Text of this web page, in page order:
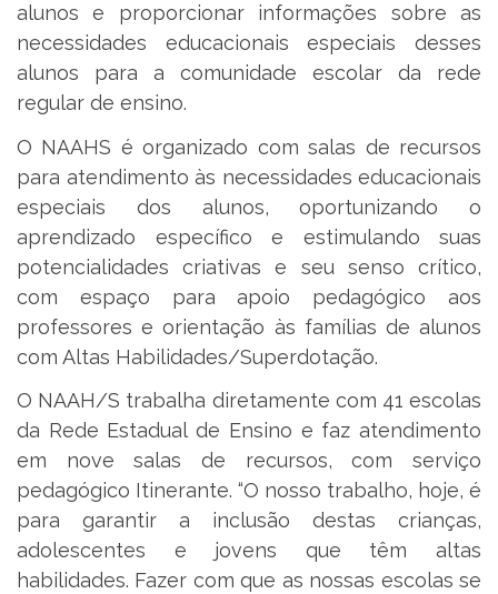
alunos e proporcionar informações sobre as
necessidades educacionais especiais desses
alunos para a comunidade escolar da rede
regular de ensino.
O NAAHS é organizado com salas de recursos
para atendimento às necessidades educacionais
especiais dos alunos, oportunizando o
aprendizado específico e estimulando suas
potencialidades criativas e seu senso crítico,
com espaço para apoio pedagógico aos
professores e orientação às famílias de alunos
com Altas Habilidades/Superdotação.
O NAAH/S trabalha diretamente com 41 escolas
da Rede Estadual de Ensino e faz atendimento
em nove salas de recursos, com serviço
pedagógico Itinerante. “O nosso trabalho, hoje, é
para garantir a inclusão destas crianças,
adolescentes e jovens que têm altas
habilidades. Fazer com que as nossas escolas se